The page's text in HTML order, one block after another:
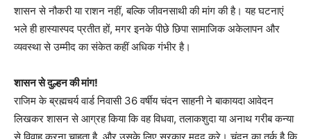
शासन से नौकरी या राशन नहीं, बल्कि जीवनसाथी की मांग की है। यह घटनाएं
भले ही हास्यास्पद प्रतीत हों, मगर इनके पीछे छिपा सामाजिक अकेलापन और
व्यवस्था से उम्मीद का संकेत कहीं अधिक गंभीर है।
शासन से दुल्हन की मांग!
राजिम के ब्रह्मचर्य वार्ड निवासी 36 वर्षीय चंदन साहनी ने बाकायदा आवेदन
लिखकर शासन से आग्रह किया कि वह विधवा, तलाकशुदा या अनाथ गरीब कन्या
से विवाह करना चाहता है, और उसके लिए सरकार मदद करे। चंदन का तर्क है कि